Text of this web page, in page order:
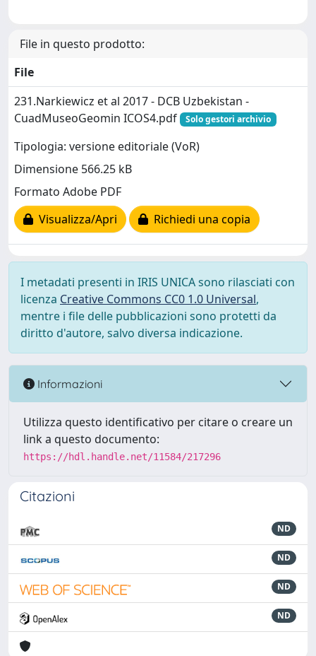
File in questo prodotto:
File
231.Narkiewicz et al 2017 - DCB Uzbekistan -
CuadMuseoGeomin ICOS4.pdf
Solo gestori archivio
Tipologia: versione editoriale (VoR)
Dimensione 566.25 kB
Formato Adobe PDF
Visualizza/Apri
Richiedi una copia
I metadati presenti in IRIS UNICA sono rilasciati con
licenza Creative Commons CC0 1.0 Universal,
mentre i file delle pubblicazioni sono protetti da
diritto d'autore, salvo diversa indicazione.
Informazioni
Utilizza questo identificativo per citare o creare un
link a questo documento:
https://hdl.handle.net/11584/217296
Citazioni
ND
ND
ND
ND